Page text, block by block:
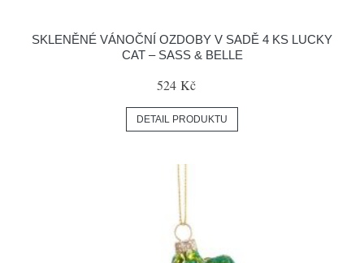
SKLENĚNÉ VÁNOČNÍ OZDOBY V SADĚ 4 KS LUCKY
CAT – SASS & BELLE
524 Kč
DETAIL PRODUKTU